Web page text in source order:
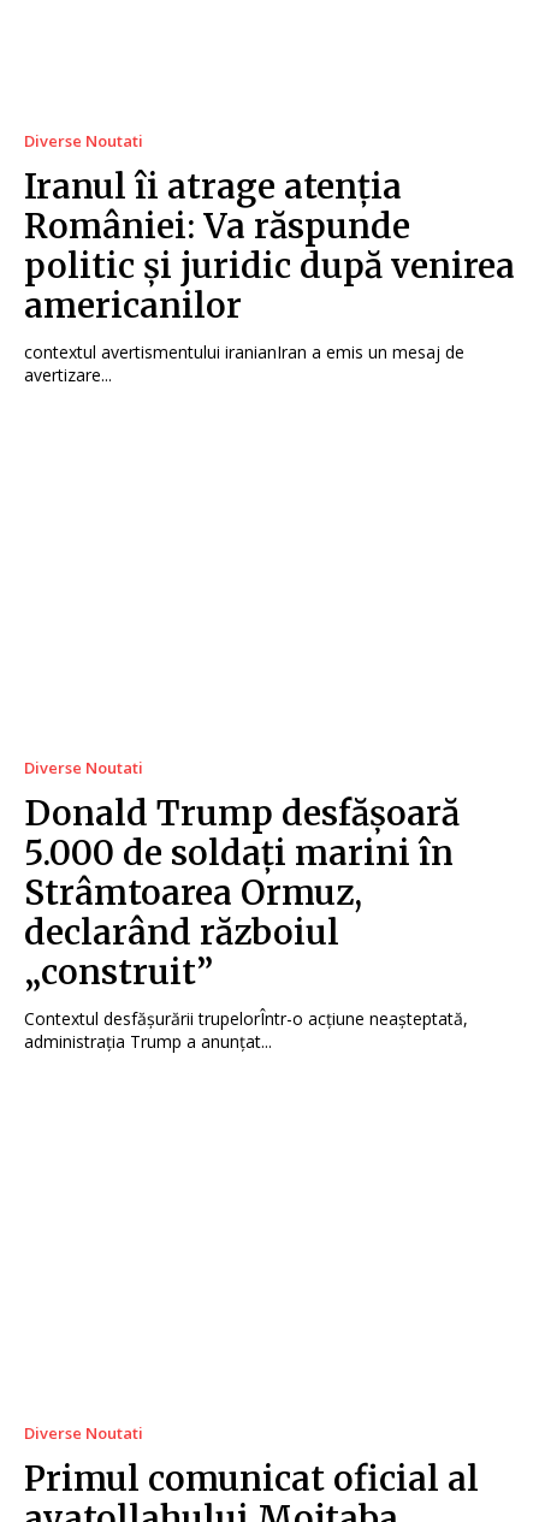
Diverse Noutati
Iranul îi atrage atenția
României: Va răspunde
politic și juridic după venirea
americanilor
contextul avertismentului iranianIran a emis un mesaj de
avertizare...
Diverse Noutati
Donald Trump desfășoară
5.000 de soldați marini în
Strâmtoarea Ormuz,
declarând războiul
„construit”
Contextul desfășurării trupelorÎntr-o acțiune neașteptată,
administrația Trump a anunțat...
Diverse Noutati
Primul comunicat oficial al